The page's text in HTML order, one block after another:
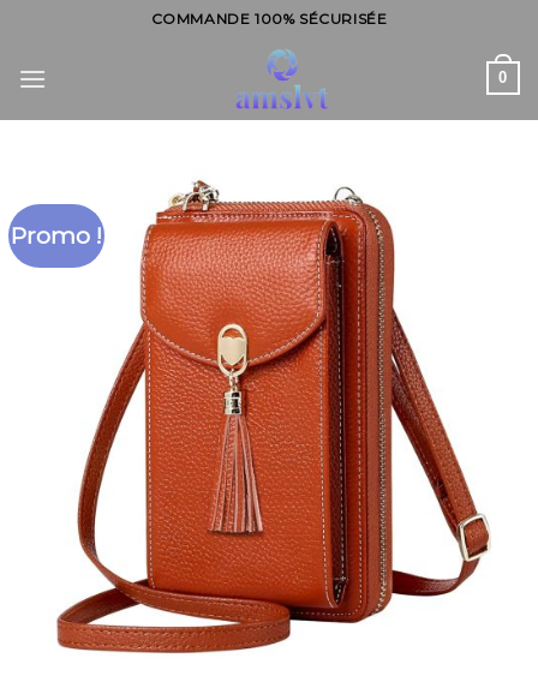
content
COMMANDE 100% SÉCURISÉE
0
Promo !